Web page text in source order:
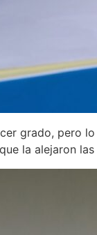
grado, pero
la alejaron las